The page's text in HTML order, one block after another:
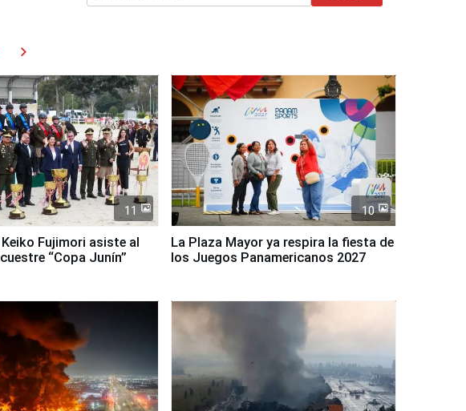
chevron_right
11
Fujimori asiste al
“Copa Junín”
10
La Plaza Mayor ya respira la fiesta de
los Juegos Panamericanos 2027